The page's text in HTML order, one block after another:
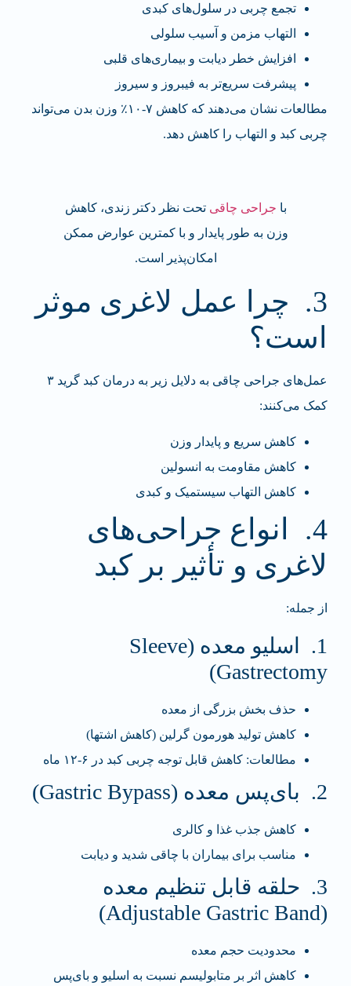
تجمع چربی در سلول‌های کبدی
التهاب مزمن و آسیب سلولی
افزایش خطر دیابت و بیماری‌های قلبی
پیشرفت سریع‌تر به فیبروز و سیروز
مطالعات نشان می‌دهند که کاهش ۷-۱۰٪ وزن بدن می‌تواند
چربی کبد و التهاب را کاهش دهد.
با جراحی چاقی تحت نظر دکتر زندی، کاهش
وزن به طور پایدار و با کمترین عوارض ممکن
امکان‌پذیر است.
3. چرا عمل لاغری موثر
است؟
عمل‌های جراحی چاقی به دلایل زیر به درمان کبد گرید ۳
کمک می‌کنند:
کاهش سریع و پایدار وزن
کاهش مقاومت به انسولین
کاهش التهاب سیستمیک و کبدی
4. انواع جراحی‌های
لاغری و تأثیر بر کبد
از جمله:
1. اسلیو معده (Sleeve
Gastrectomy)
حذف بخش بزرگی از معده
کاهش تولید هورمون گرلین (کاهش اشتها)
مطالعات: کاهش قابل توجه چربی کبد در ۶-۱۲ ماه
2. بای‌پس معده (Gastric Bypass)
کاهش جذب غذا و کالری
مناسب برای بیماران با چاقی شدید و دیابت
3. حلقه قابل تنظیم معده
(Adjustable Gastric Band)
محدودیت حجم معده
کاهش اثر بر متابولیسم نسبت به اسلیو و بای‌پس